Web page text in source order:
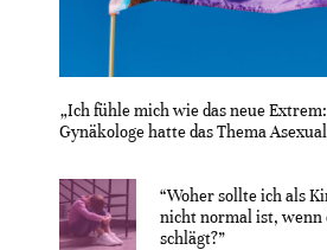
„Ich fühle mich wie das neue
Gynäkologe hatte das Thema
“Woher sollte ich als
nicht normal ist, wenn
schlägt?”